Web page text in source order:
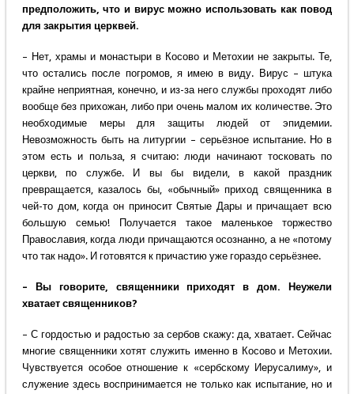
предположить, что и вирус можно использовать как повод
для закрытия церквей.
– Нет, храмы и монастыри в Косово и Метохии не закрыты. Те,
что остались после погромов, я имею в виду. Вирус – штука
крайне неприятная, конечно, и из-за него службы проходят либо
вообще без прихожан, либо при очень малом их количестве. Это
необходимые меры для защиты людей от эпидемии.
Невозможность быть на литургии – серьёзное испытание. Но в
этом есть и польза, я считаю: люди начинают тосковать по
церкви, по службе. И вы бы видели, в какой праздник
превращается, казалось бы, «обычный» приход священника в
чей-то дом, когда он приносит Святые Дары и причащает всю
большую семью! Получается такое маленькое торжество
Православия, когда люди причащаются осознанно, а не «потому
что так надо». И готовятся к причастию уже гораздо серьёзнее.
– Вы говорите, священники приходят в дом. Неужели
хватает священников?
– С гордостью и радостью за сербов скажу: да, хватает. Сейчас
многие священники хотят служить именно в Косово и Метохии.
Чувствуется особое отношение к «сербскому Иерусалиму», и
служение здесь воспринимается не только как испытание, но и